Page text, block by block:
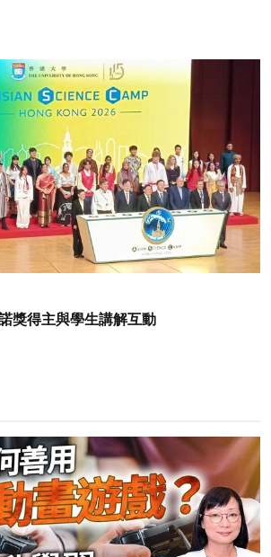
獎得主與學生講解互動